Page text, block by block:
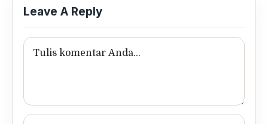
Leave A Reply